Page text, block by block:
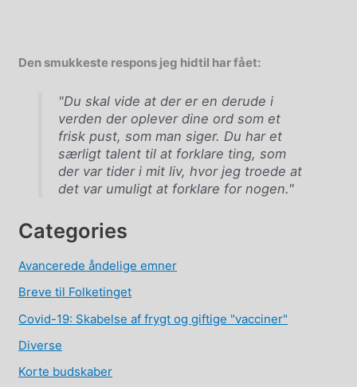
Den smukkeste respons jeg hidtil har fået:
"Du skal vide at der er en derude i
verden der oplever dine ord som et
frisk pust, som man siger. Du har et
særligt talent til at forklare ting, som
der var tider i mit liv, hvor jeg troede at
det var umuligt at forklare for nogen."
Categories
Avancerede åndelige emner
Breve til Folketinget
Covid-19: Skabelse af frygt og giftige "vacciner"
Diverse
Korte budskaber